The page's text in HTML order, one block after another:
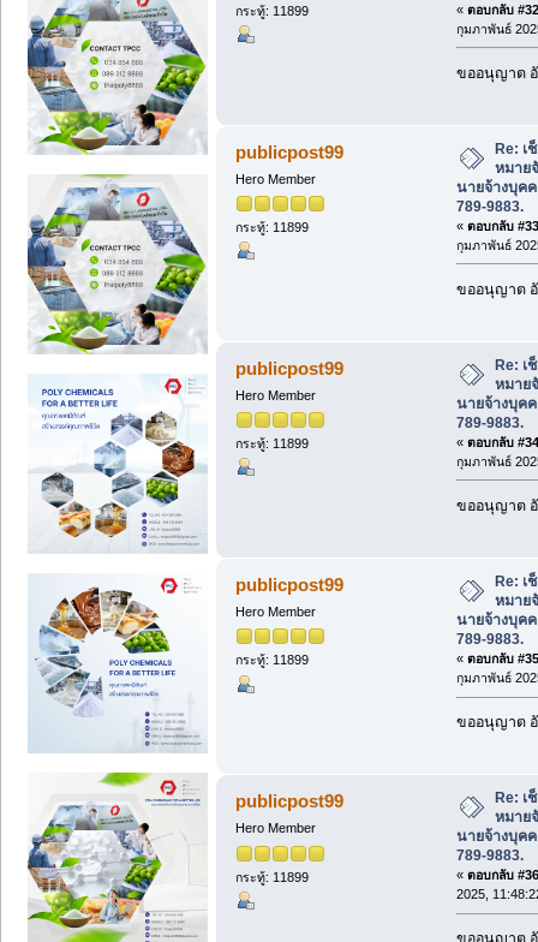
กระทู้: 11899 « ตอบกลับ
กุมภาพันธ์
ขออนุญาต
publicpost99
Hero Member
กระทู้: 11899
Re: เ
หมาย
นายจ้างบุค
789-9883.
« ตอบกลับ
กุมภาพันธ์
ขออนุญาต
publicpost99
Hero Member
กระทู้: 11899
Re: เ
หมาย
นายจ้างบุค
789-9883.
« ตอบกลับ
กุมภาพันธ์
ขออนุญาต
publicpost99
Hero Member
กระทู้: 11899
Re: เ
หมาย
นายจ้างบุค
789-9883.
« ตอบกลับ
กุมภาพันธ์
ขออนุญาต
publicpost99
Hero Member
กระทู้: 11899
Re: เ
หมาย
นายจ้างบุค
789-9883.
« ตอบกลับ
2025,